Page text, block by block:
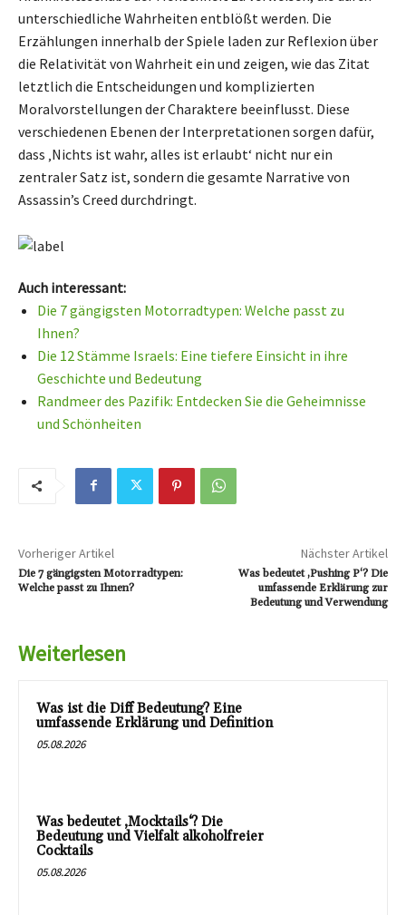
unterschiedliche Wahrheiten entblößt werden. Die
Erzählungen innerhalb der Spiele laden zur Reflexion über
die Relativität von Wahrheit ein und zeigen, wie das Zitat
letztlich die Entscheidungen und komplizierten
Moralvorstellungen der Charaktere beeinflusst. Diese
verschiedenen Ebenen der Interpretationen sorgen dafür,
dass ‚Nichts ist wahr, alles ist erlaubt‘ nicht nur ein
zentraler Satz ist, sondern die gesamte Narrative von
Assassin’s Creed durchdringt.
Auch interessant:
Die 7 gängigsten Motorradtypen: Welche passt zu
Ihnen?
Die 12 Stämme Israels: Eine tiefere Einsicht in ihre
Geschichte und Bedeutung
Randmeer des Pazifik: Entdecken Sie die Geheimnisse
und Schönheiten
Vorheriger Artikel
Die 7 gängigsten Motorradtypen:
Welche passt zu Ihnen?
Nächster Artikel
Was bedeutet ‚Pushing P‘? Die
umfassende Erklärung zur
Bedeutung und Verwendung
Weiterlesen
Was ist die Diff Bedeutung? Eine
umfassende Erklärung und Definition
05.08.2026
Was bedeutet ‚Mocktails‘? Die
Bedeutung und Vielfalt alkoholfreier
Cocktails
05.08.2026